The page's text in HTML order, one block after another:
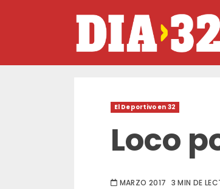
El Deportivo en 32
Loco
MARZO 2017 3 MIN DE